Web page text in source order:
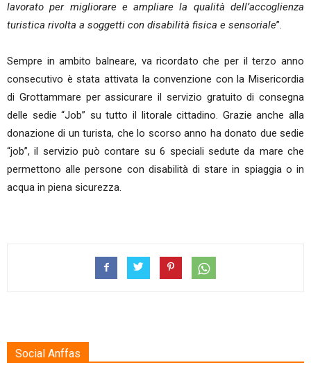
lavorato per migliorare e ampliare la qualità dell’accoglienza
turistica rivolta a soggetti con disabilità fisica e sensoriale”.
Sempre in ambito balneare, va ricordato che per il terzo anno
consecutivo è stata attivata la convenzione con la Misericordia
di Grottammare per assicurare il servizio gratuito di consegna
delle sedie “Job” su tutto il litorale cittadino. Grazie anche alla
donazione di un turista, che lo scorso anno ha donato due sedie
“job”, il servizio può contare su 6 speciali sedute da mare che
permettono alle persone con disabilità di stare in spiaggia o in
acqua in piena sicurezza.
Social Anffas